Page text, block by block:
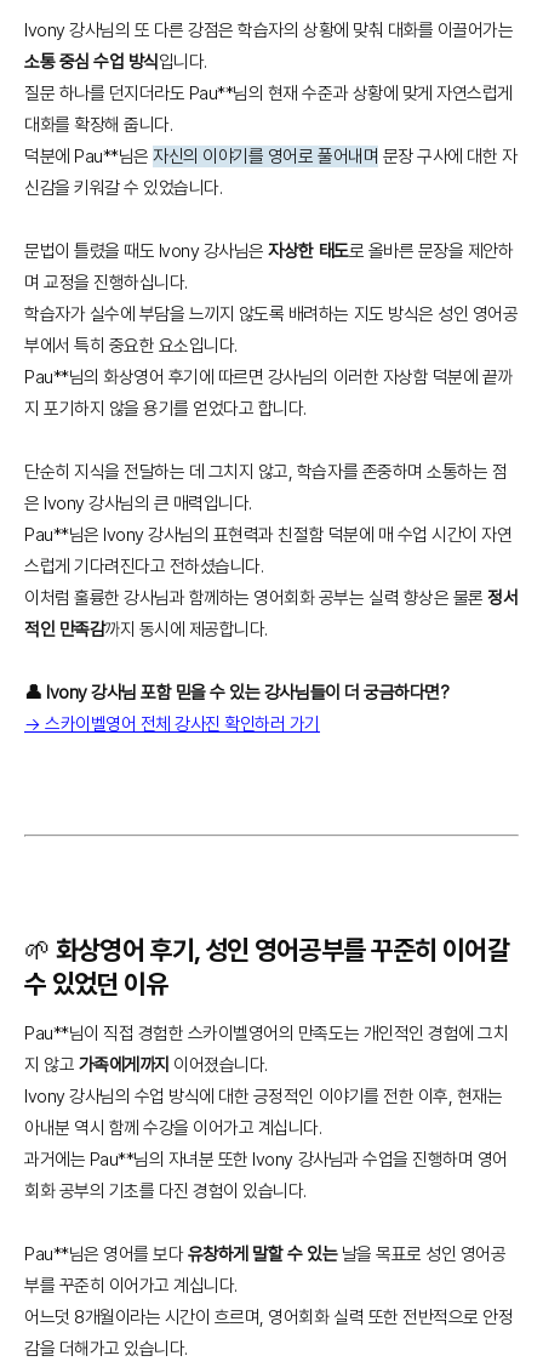
Ivony 강사님의 또 다른 강점은 학습자의 상황에 맞춰 대화를 이끌어가는
소통 중심 수업 방식 입니다.
질문 하나를 던지더라도 Pau**님의 현재 수준과 상황에 맞게 자연스럽게
대화를 확장해 줍니다.
덕분에 Pau**님은자신의 이야기를 영어로 풀어내며 문장 구사에 대한 자
신감을 키워갈 수 있었습니다.
문법이 틀렸을 때도 Ivony 강사님은자상한 태도로 올바른 문장을 제안하
며 교정을 진행하십니다.
학습자가 실수에 부담을 느끼지 않도록 배려하는 지도 방식은 성인 영어공
부에서 특히 중요한 요소입니다.
Pau**님의 화상영어 후기에 따르면 강사님의 이러한 자상함 덕분에 끝까
지 포기하지 않을 용기를 얻었다고 합니다.
단순히 지식을 전달하는 데 그치지 않고, 학습자를 존중하며 소통하는 점
은 Ivony 강사님의 큰 매력입니다.
Pau**님은 Ivony 강사님의 표현력과 친절함 덕분에 매 수업 시간이 자연
스럽게 기다려진다고 전하셨습니다.
이처럼 훌륭한 강사님과 함께하는 영어회화 공부는 실력 향상은 물론정서
적인 만족감까지 동시에 제공합니다.
👤 Ivony 강사님 포함 믿을 수 있는 강사님들이 더 궁금하다면?
→ 스카이벨영어 전체 강사진 확인하러 가기
🌱 화상영어 후기, 성인 영어공부를 꾸준히 이어갈
수 있었던 이유
Pau**님이 직접 경험한 스카이벨영어의 만족도는 개인적인 경험에 그치
지 않고 가족에게까지 이어졌습니다.
Ivony 강사님의 수업 방식에 대한 긍정적인 이야기를 전한 이후, 현재는
아내분 역시 함께 수강을 이어가고 계십니다.
과거에는 Pau**님의 자녀분 또한 Ivony 강사님과 수업을 진행하며 영어
회화 공부의 기초를 다진 경험이 있습니다.
Pau**님은 영어를 보다유창하게 말할 수 있는날을 목표로 성인 영어공
부를 꾸준히 이어가고 계십니다.
어느덧 8개월이라는 시간이 흐르며, 영어회화 실력 또한 전반적으로 안정
감을 더해가고 있습니다.